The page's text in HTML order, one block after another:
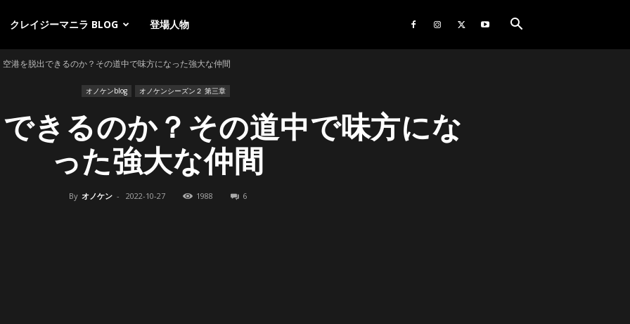
クレイジーマニラ BLOG 登場人物
空港を脱出できるのか？その道中で味方になった強大な仲間
オノケンblog オノケンシーズン２ 第三章
きるのか？その道中で味方にな
った強大な仲間
By オノケン - 2022-10-27 1988 6